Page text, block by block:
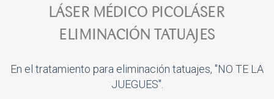
LÁSER MÉDICO PICOLÁSER
ELIMINACIÓN TATUAJES
En el tratamiento para eliminación tatuajes, "NO TE LA
JUEGUES".